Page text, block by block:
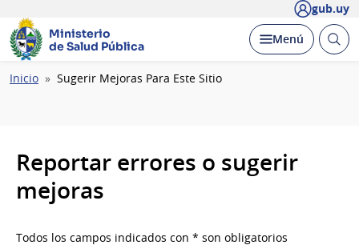
gub.uy
Ministerio
de Salud Pública
Desplegar
Menú Abrir
Ruta
Inicio Sugerir Mejoras Para Este Sitio
Reportar errores o sugerir
mejoras
Todos los campos indicados con * son obligatorios